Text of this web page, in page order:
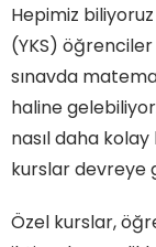
Hepimiz
(YKS)
sınavda
haline
nasıl daha
kurslar devreye
Özel kurslar,